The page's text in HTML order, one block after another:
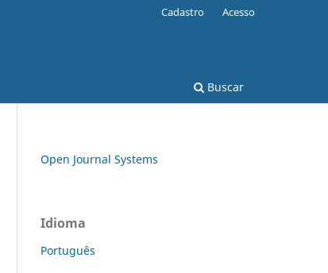
Buscar
Cadastro Acesso
Open Journal Systems
Idioma
Português